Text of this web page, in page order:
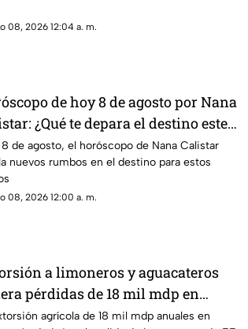
08, 2026 12:04 a. m.
de hoy 8 de agosto por Nana
¿Qué te depara el destino este
8 de agosto, el horóscopo de Nana Calistar
nuevos rumbos en el destino para estos
08, 2026 12:00 a. m.
a limoneros y aguacateros
pérdidas de 18 mil mdp en
agrícola de 18 mil mdp anuales en